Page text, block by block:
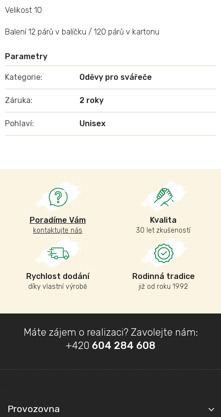
Poradíme Vám
kontaktujte nás
Kvalita
30 let zkušeností
Rychlost dodání
díky vlastní výrobě
Rodinná tradice
již od roku 1992
Velikost 10
Balení 12 párů v balíčku / 120 párů v kartonu
Kategorie: Oděvy pro svářeče
Záruka: 2 roky
Pohlaví: Unisex
a
Máte zájem o realizaci? Zavolejte nám:
+420 604 284 608
Provozovna